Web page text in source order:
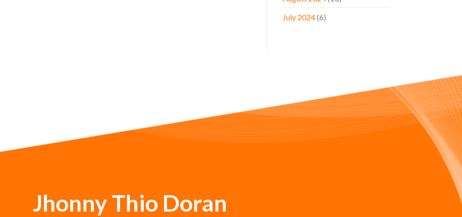
July 2024(6)
Jhonny Thio Doran